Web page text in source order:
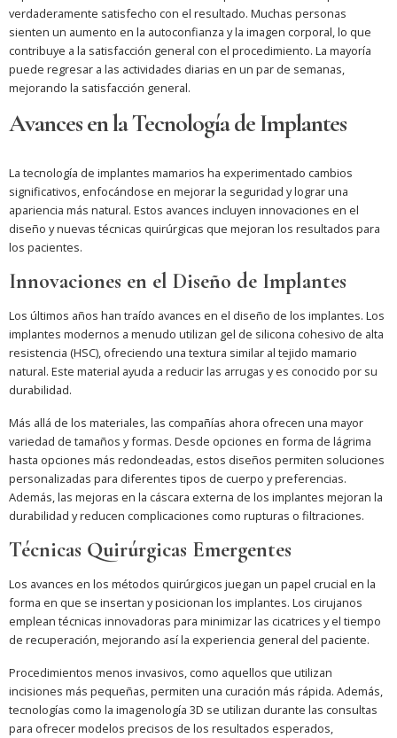
verdaderamente satisfecho con el resultado. Muchas personas
sienten un aumento en la autoconfianza y la imagen corporal, lo que
contribuye a la satisfacción general con el procedimiento. La mayoría
puede regresar a las actividades diarias en un par de semanas,
mejorando la satisfacción general.
Avances en la Tecnología de Implantes
La tecnología de implantes mamarios ha experimentado cambios
significativos, enfocándose en mejorar la seguridad y lograr una
apariencia más natural. Estos avances incluyen innovaciones en el
diseño y nuevas técnicas quirúrgicas que mejoran los resultados para
los pacientes.
Innovaciones en el Diseño de Implantes
Los últimos años han traído avances en el diseño de los implantes. Los
implantes modernos a menudo utilizan gel de silicona cohesivo de alta
resistencia (HSC), ofreciendo una textura similar al tejido mamario
natural. Este material ayuda a reducir las arrugas y es conocido por su
durabilidad.
Más allá de los materiales, las compañías ahora ofrecen una mayor
variedad de tamaños y formas. Desde opciones en forma de lágrima
hasta opciones más redondeadas, estos diseños permiten soluciones
personalizadas para diferentes tipos de cuerpo y preferencias.
Además, las mejoras en la cáscara externa de los implantes mejoran la
durabilidad y reducen complicaciones como rupturas o filtraciones.
Técnicas Quirúrgicas Emergentes
Los avances en los métodos quirúrgicos juegan un papel crucial en la
forma en que se insertan y posicionan los implantes. Los cirujanos
emplean técnicas innovadoras para minimizar las cicatrices y el tiempo
de recuperación, mejorando así la experiencia general del paciente.
Procedimientos menos invasivos, como aquellos que utilizan
incisiones más pequeñas, permiten una curación más rápida. Además,
tecnologías como la imagenología 3D se utilizan durante las consultas
para ofrecer modelos precisos de los resultados esperados,